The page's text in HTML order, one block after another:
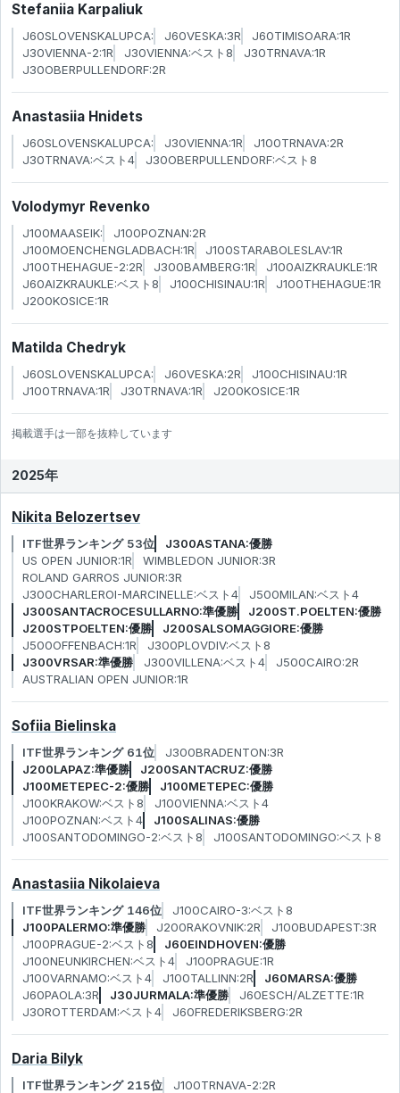
Stefaniia Karpaliuk
J60SLOVENSKALUPCA: J60VESKA:3R
J60TIMISOARA:1R
J30VIENNA-2:1R
J30VIENNA:ベスト8
J30TRNAVA:1R
J30OBERPULLENDORF:2R
Anastasiia Hnidets
J60SLOVENSKALUPCA: J30VIENNA:1R
J100TRNAVA:2R
J30TRNAVA:ベスト4
J30OBERPULLENDORF:ベスト8
Volodymyr Revenko
J100MAASEIK:
J100POZNAN:2R
J100MOENCHENGLADBACH:1R
J100STARABOLESLAV:1R
J100THEHAGUE-2:2R
J300BAMBERG:1R
J100AIZKRAUKLE:1R
J60AIZKRAUKLE:ベスト8
J100CHISINAU:1R
J100THEHAGUE:1R
J200KOSICE:1R
Matilda Chedryk
J60SLOVENSKALUPCA: J60VESKA:2R
J100CHISINAU:1R
J100TRNAVA:1R
J30TRNAVA:1R J200KOSICE:1R
掲載選手は一部を抜粋しています
2025年
Nikita Belozertsev
ITF世界ランキング 53位
J300ASTANA:優勝
US OPEN JUNIOR:1R
WIMBLEDON JUNIOR:3R
ROLAND GARROS JUNIOR:3R
J300CHARLEROI-MARCINELLE:ベスト4
J500MILAN:ベスト4
J300SANTACROCESULLARNO:準優勝
J200ST.POELTEN:優勝
J200STPOELTEN:優勝
J200SALSOMAGGIORE:優勝
J500OFFENBACH:1R
J300PLOVDIV:ベスト8
J300VRSAR:準優勝
J300VILLENA:ベスト4
J500CAIRO:2R
AUSTRALIAN OPEN JUNIOR:1R
Sofiia Bielinska
ITF世界ランキング 61位
J300BRADENTON:3R
J200LAPAZ:準優勝
J200SANTACRUZ:優勝
J100METEPEC-2:優勝
J100METEPEC:優勝
J100KRAKOW:ベスト8
J100VIENNA:ベスト4
J100POZNAN:ベスト4
J100SALINAS:優勝
J100SANTODOMINGO-2:ベスト8
J100SANTODOMINGO:ベスト8
Anastasiia Nikolaieva
ITF世界ランキング 146位
J100CAIRO-3:ベスト8
J100PALERMO:準優勝
J200RAKOVNIK:2R
J100BUDAPEST:3R
J100PRAGUE-2:ベスト8
J60EINDHOVEN:優勝
J100NEUNKIRCHEN:ベスト4
J100PRAGUE:1R
J100VARNAMO:ベスト4
J100TALLINN:2R
J60MARSA:優勝
J60PAOLA:3R
J30JURMALA:準優勝
J60ESCH/ALZETTE:1R
J30ROTTERDAM:ベスト4
J60FREDERIKSBERG:2R
Daria Bilyk
ITF世界ランキング 215位
J100TRNAVA-2:2R